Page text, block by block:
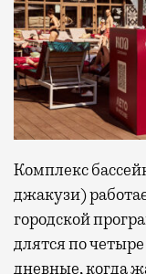
Комплекс
джакузи)
городской
длятся по
дневные, когда